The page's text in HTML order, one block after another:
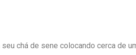
seu chá de sene colocando cerca de